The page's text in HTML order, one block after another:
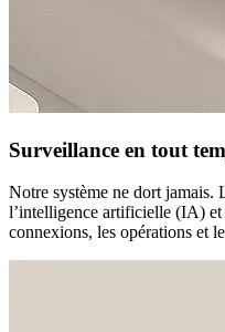
Surveillance en tout
Notre système ne dort jamais.
l’intelligence artificielle (IA) et
connexions, les opérations et